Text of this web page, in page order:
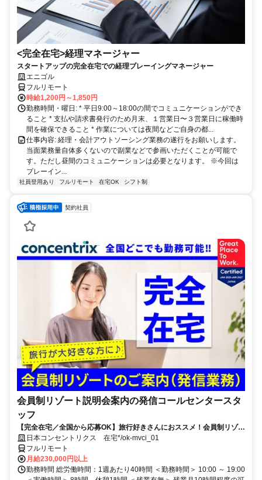
<完全在宅>経理マネージャー
スタートアップの完全在宅での経理プレーイングマネージャー
エニゴル
フルリモート
時給1,200円～1,850円
勤務時間・曜日: * 平日9:00～18:00の間でコミュニケーションができ
ること * 支払や請求書発行のため月末、１営業日〜３営業日に稼働時
間を確保できること * 作業については夜間などご自身の都...
仕事内容: 経理・会計アウトソーシング業務の遂行をお願いします。
当面業務量自体多くないので副業などで参画いただくことが可能で
す。ただし昼間のコミュニケーションは必要となります。 ※今回は
プレーイン...
社員登用あり フルリモート 在宅OK シフト制
契約社員
会員制リゾート説明会案内の発信コールセンタースタ
ッフ
【完全在宅／全国から応募OK】旅行好きさんにおススメ！会員制リゾー
トのご案内×テレワーク・リモートワーク◎月収34万円以上も可能！
日本コンセントリクス 在宅*/ok-mvci_01
フルリモート
月給230,000円以上
勤務時間 総労働時間：1週あたり40時間 ＜勤務時間＞ 10:00 ～ 19:00